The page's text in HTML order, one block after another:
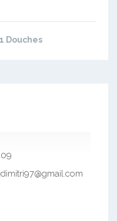
1 Douches